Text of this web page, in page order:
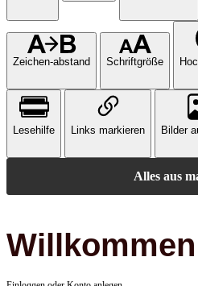
Zeichen-abstand Schriftgröße
Lesehilfe Links markieren Bilder
Alles aus